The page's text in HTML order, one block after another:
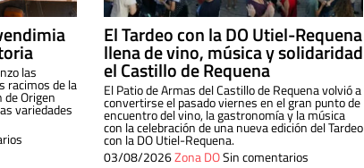
las
racimos de la
Origen
variedades
El Tardeo con la DO Utiel-Requena
llena de vino, música y solidaridad
el Castillo de Requena
El Patio de Armas del Castillo de Requena volvió a
convertirse el pasado viernes en el gran punto de
encuentro del vino, la gastronomía y la música
con la celebración de una nueva edición del Tardeo
con la DO Utiel-Requena.
03/08/2026Zona DOSin comentarios